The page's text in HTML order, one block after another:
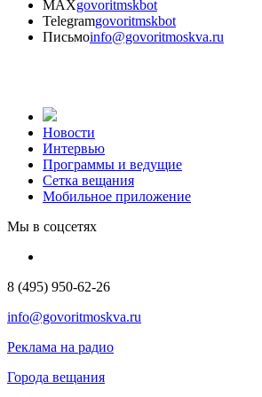
MAXgovoritmskbot
Telegramgovoritmskbot
Письмоinfo@govoritmoskva.ru
Новости
Интервью
Программы и ведущие
Сетка вещания
Мобильное приложение
Мы в соцсетях
8 (495) 950-62-26
info@govoritmoskva.ru
Реклама на радио
Города вещания